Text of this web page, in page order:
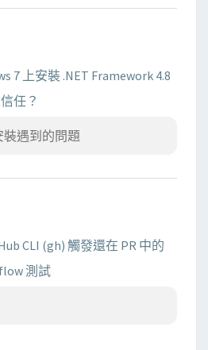
7 上安裝 .NET Framework 4.8
任？
遇到的問題
CLI (gh) 觸發還在 PR 中的
測試